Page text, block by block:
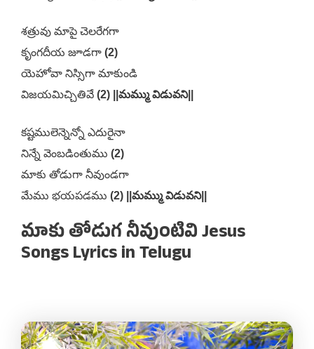
శత్రువు మాపై చెలరేగగా
కృంగదీయ జూడగా (2)
యెహోవా నిస్సిగా మాకుండి
విజయమిచ్చితివే (2) ||మమ్ము విడువని||
కష్టములెన్నెన్నో ఎదురైనా
నిన్నే వెంబడింతుము (2)
మాకు తోడుగా నీవుండగా
మేము భయపడము (2) ||మమ్ము విడువని||
మాకు తోడుగ నీవుంటివి Jesus
Songs Lyrics in Telugu